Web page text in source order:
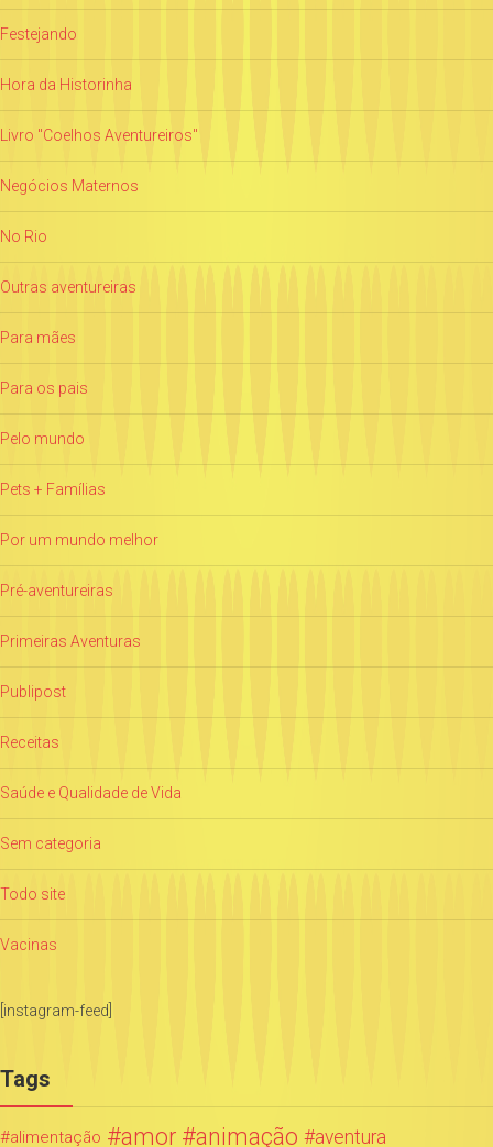
Festejando
Hora da Historinha
Livro "Coelhos Aventureiros"
Negócios Maternos
No Rio
Outras aventureiras
Para mães
Para os pais
Pelo mundo
Pets + Famílias
Por um mundo melhor
Pré-aventureiras
Primeiras Aventuras
Publipost
Receitas
Saúde e Qualidade de Vida
Sem categoria
Todo site
Vacinas
[instagram-feed]
Tags
alimentação amor animação aventura